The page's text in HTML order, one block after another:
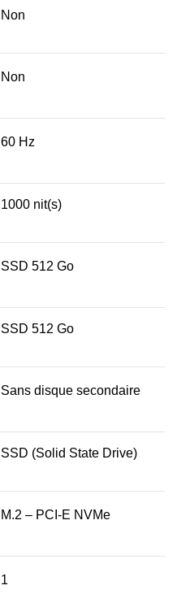
Non
Non
60 Hz
1000 nit(s)
SSD 512 Go
SSD 512 Go
Sans disque secondaire
SSD (Solid State Drive)
M.2 – PCI-E NVMe
1